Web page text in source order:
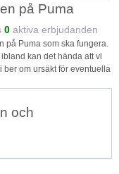
på Puma
0 aktiva erbjudanden
på Puma som ska fungera.
kan det hända att vi
ber om ursäkt för eventuella
och